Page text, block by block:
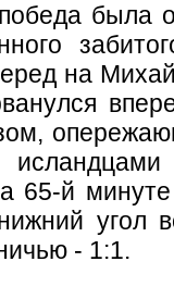
была
на
65-й
угол
- 1:1.